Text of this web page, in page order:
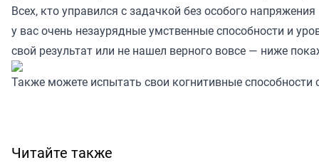
Всех, кто управился с задачкой без особого
у вас очень незаурядные умственные способности и
свой результат или не нашел верного вовсе — ниже
Также можете испытать свои когнитивные
Читайте также